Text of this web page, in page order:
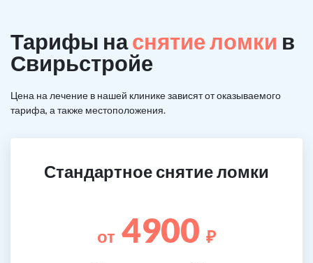
Тарифы наснятие ломки в
Свирьстройе
Цена на лечение в нашей клинике зависят от оказываемого
тарифа, а также местоположения.
Стандартное снятие ломки
от 4900 ₽